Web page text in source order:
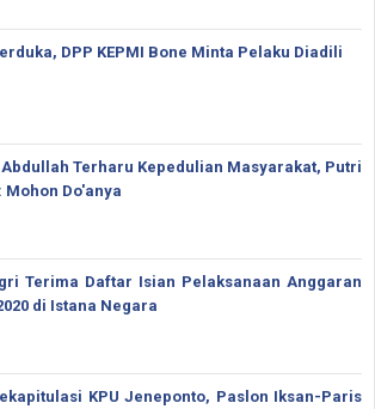
DPP KEPMI Bone Minta Pelaku Diadili
Terharu Kepedulian Masyarakat, Putri
Mohon Do'anya
Terima Daftar Isian Pelaksanaan Anggaran
di Istana Negara
KPU Jeneponto, Paslon Iksan-Paris